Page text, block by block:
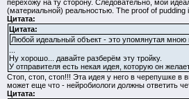
перехожу на ту сторону. Следовательно, мои
(материальной) реальностью. The proof of pudding
Цитата:
Цитата:
Любой идеальный объект - это упомянутая мною
Ну хорошо... давайте разберём эту тройку.
У отправителя есть некая идея, которую он
Стоп, стоп, стоп!!! Эта идея у него в черепушке в
может еще что - нейробиологи должны ответить
Цитата: